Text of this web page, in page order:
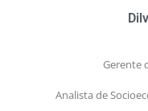
Gerente
Analista de